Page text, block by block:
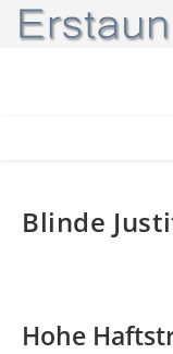
Zum
Inhalt
Blinde
Hohe